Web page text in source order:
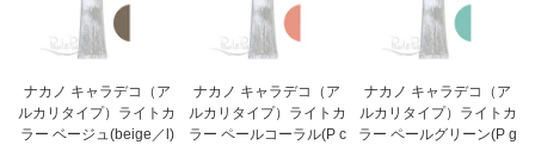
ナカノ キャラデコ（ア
ルカリタイプ）ライトカ
ラー ベージュ(beige／l)
ナカノ キャラデコ（ア
ルカリタイプ）ライトカ
ラー ペールコーラル(P c
ナカノ キャラデコ（ア
ルカリタイプ）ライトカ
ラー ペールグリーン(P g